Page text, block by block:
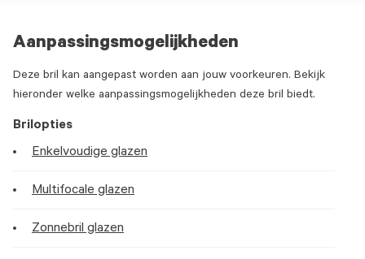
Aanpassingsmogelijkheden
Deze bril kan aangepast worden aan jouw voorkeuren. Bekijk
hieronder welke aanpassingsmogelijkheden deze bril biedt.
Brilopties
Enkelvoudige glazen
Multifocale glazen
Zonnebril glazen